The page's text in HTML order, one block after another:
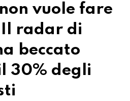
vuole fare
radar di
beccato
30% degli